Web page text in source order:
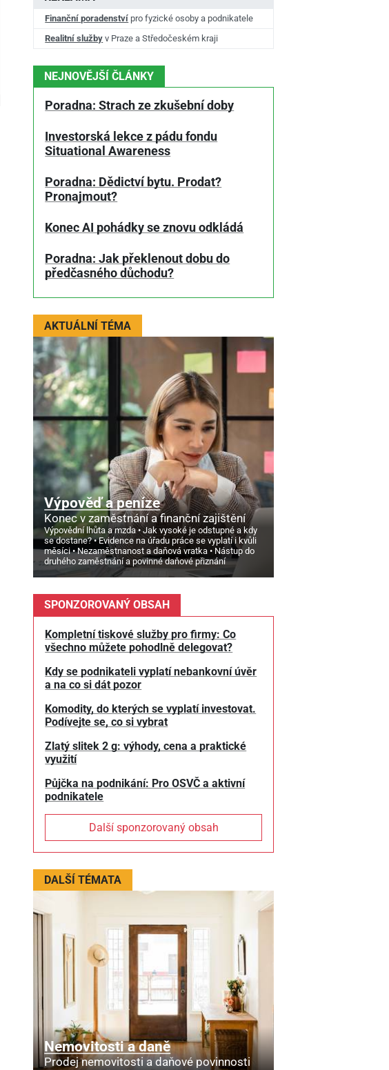
Finanční poradenství pro fyzické osoby a podnikatele
Realitní služby v Praze a Středočeském kraji
NEJNOVĚJŠÍ ČLÁNKY
Poradna: Strach ze zkušební doby
Investorská lekce z pádu fondu
Situational Awareness
Poradna: Dědictví bytu. Prodat?
Pronajmout?
Konec AI pohádky se znovu odkládá
Poradna: Jak překlenout dobu do
předčasného důchodu?
AKTUÁLNÍ TÉMA
Výpověď a peníze
Konec v zaměstnání a finanční zajištění
Výpovědní lhůta a mzda
Jak vysoké je odstupné a kdy
se dostane?
Evidence na úřadu práce se vyplatí i kvůli
měsíci
Nezaměstnanost a daňová vratka
Nástup do
druhého zaměstnání a povinné daňové přiznání
SPONZOROVANÝ OBSAH
Kompletní tiskové služby pro firmy: Co
všechno můžete pohodlně delegovat?
Kdy se podnikateli vyplatí nebankovní úvěr
a na co si dát pozor
Komodity, do kterých se vyplatí investovat.
Podívejte se, co si vybrat
Zlatý slitek 2 g: výhody, cena a praktické
využití
Půjčka na podnikání: Pro OSVČ a aktivní
podnikatele
Další sponzorovaný obsah
DALŠÍ TÉMATA
Nemovitosti a daně
Prodej nemovitosti a daňové povinnosti